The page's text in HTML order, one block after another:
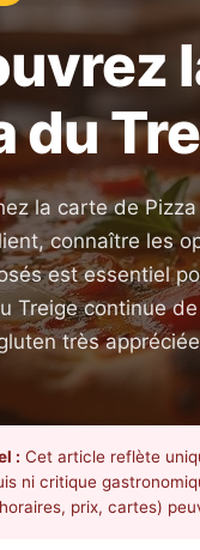
du
la carte de
connaître les
est essentiel
Treige continue
très
: Cet article reflète
ni critique
prix, cartes)